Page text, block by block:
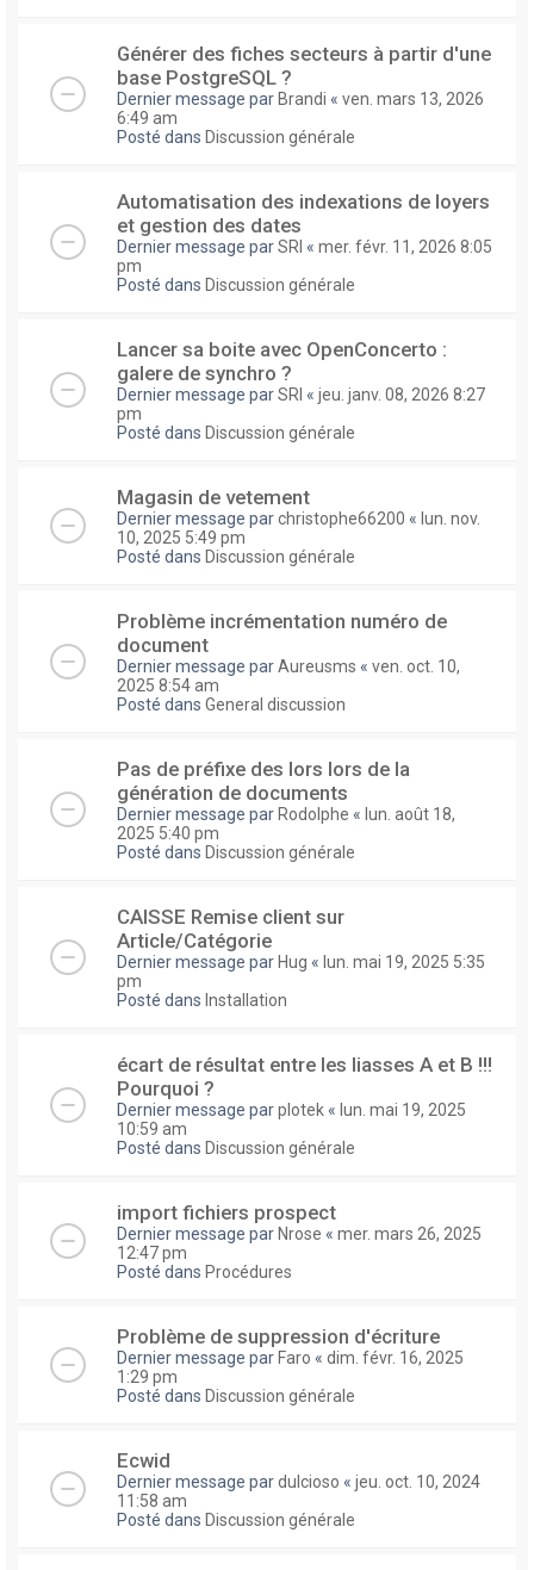
Générer des fiches secteurs à partir d'une
base PostgreSQL ?
Dernier message par Brandi « ven. mars 13, 2026
6:49 am
Posté dans Discussion générale
Automatisation des indexations de loyers
et gestion des dates
Dernier message parSRI « mer. févr. 11, 2026 8:05
pm
Posté dans Discussion générale
Lancer sa boite avec OpenConcerto :
galere de synchro ?
Dernier message parSRI « jeu. janv. 08, 2026 8:27
pm
Posté dans Discussion générale
Magasin de vetement
Dernier message parchristophe66200 « lun. nov.
10, 2025 5:49 pm
Posté dans Discussion générale
Problème incrémentation numéro de
document
Dernier message parAureusms « ven. oct. 10,
2025 8:54 am
Posté dans General discussion
Pas de préfixe des lors lors de la
génération de documents
Dernier message par Rodolphe « lun. août 18,
2025 5:40 pm
Posté dans Discussion générale
CAISSE Remise client sur
Article/Catégorie
Dernier message par Hug « lun. mai 19, 2025 5:35
pm
Posté dans Installation
écart de résultat entre les liasses A et B !!!
Pourquoi ?
Dernier message parplotek « lun. mai 19, 2025
10:59 am
Posté dans Discussion générale
import fichiers prospect
Dernier message par Nrose « mer. mars 26, 2025
12:47 pm
Posté dans Procédures
Problème de suppression d'écriture
Dernier message par Faro « dim. févr. 16, 2025
1:29 pm
Posté dans Discussion générale
Ecwid
Dernier message pardulcioso « jeu. oct. 10, 2024
11:58 am
Posté dans Discussion générale